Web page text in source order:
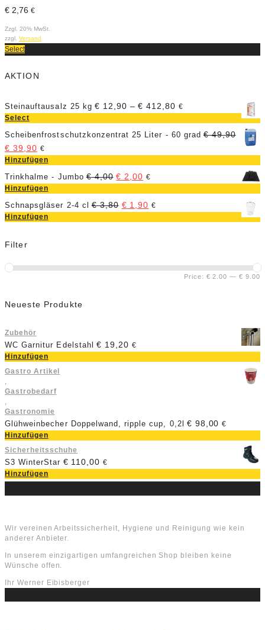
€ 2,76 €
Zzgl. 20% MwSt.
zzgl. Versand
Select
AKTION
Steinauftausalz 25 kg € 12,90 –€ 412,80 €
Select
Scheibenfrostschutzkonzentrat 25 Liter - 60 grad €49,90
€ 39,90 €
Hinzufügen
Trinkhalme - Jumbo €4,00 € 2,00 €
Hinzufügen
Schnapsgläser 2-4 cl €3,80 € 1,90 €
Hinzufügen
Filter
Price: € 2.00 —€ 9.00
Neueste Produkte
Zubehör
WC Garnitur Edelstahl € 19,20 €
Hinzufügen
Gastro Artikel
Gastrobedarf
Gastronomie
Glühweinbecher Doppelwand, ripple cup, 0,2l € 98,00 €
Hinzufügen
Sicherheitsschuhe
S3 WinterStar € 110,00 €
Hinzufügen
Wir vereinen Arbeitssicherheit, Hygiene und Reinigung wie kein
anderer Anbieter.
In unserem einzigartigen umfangreichen Shop bleiben keine
Wünsche offen.
Ihr Werner Eibisberger